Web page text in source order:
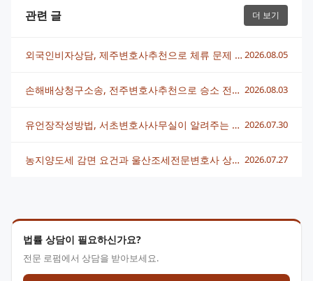
법률 상담이 필요하신가요?
전문 로펌에서 상담을 받아보세요.
관련 글 더 보기
외국인비자상담, 제주변호사추천으로 체류 문제 빠르게 해결하는 법 2026.08.05
손해배상청구소송, 전주변호사추천으로 승소 전략 세우는 법 2026.08.03
유언장작성방법, 서초변호사사무실이 알려주는 핵심 정리 2026.07.30
농지양도세 감면 요건과 울산조세전문변호사 상담 전략 총정리 2026.07.27